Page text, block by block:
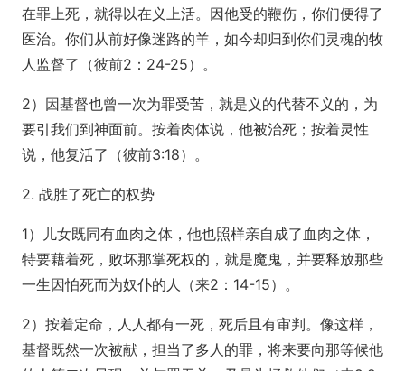
在罪上死，就得以在义上活。因他受的鞭伤，你们便得了
医治。你们从前好像迷路的羊，如今却归到你们灵魂的牧
人监督了（彼前2：24-25）。
2）因基督也曾一次为罪受苦，就是义的代替不义的，为
要引我们到神面前。按着肉体说，他被治死；按着灵性
说，他复活了（彼前3:18）。
2. 战胜了死亡的权势
1）儿女既同有血肉之体，他也照样亲自成了血肉之体，
特要藉着死，败坏那掌死权的，就是魔鬼，并要释放那些
一生因怕死而为奴仆的人（来2：14-15）。
2）按着定命，人人都有一死，死后且有审判。像这样，
基督既然一次被献，担当了多人的罪，将来要向那等候他